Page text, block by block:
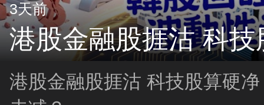
3天前
港股金融股捱沽 科
港股金融股捱沽 科技股算硬